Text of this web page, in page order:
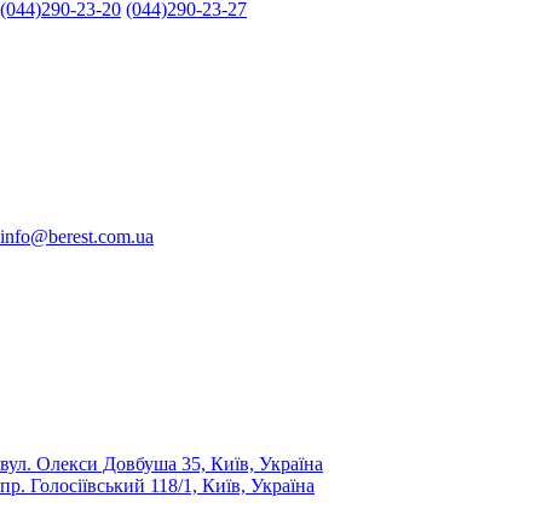
(044)290-23-20 (044)290-23-27
info@berest.com.ua
вул. Олекси Довбуша 35, Київ, Україна
пр. Голосіївський 118/1, Київ, Україна